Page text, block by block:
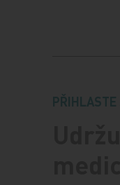
PŘIHLASTE